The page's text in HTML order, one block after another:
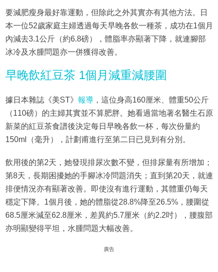
要減肥瘦身最好靠運動，但除此之外其實亦有其他方法。日
本一位52歲家庭主婦透過每天早晚各飲一種茶，成功在1個月
內減去3.1公斤（約6.8磅），體脂率亦顯著下降，就連腳部
冰冷及水腫問題亦一併獲得改善。
早晚飲紅豆茶 1個月減重減腰圍
據日本雜誌《美ST》 報導，這位身高160厘米、體重50公斤
（110磅）的主婦其實並不算肥胖。她看過當地著名醫生石原
新菜的紅豆茶食譜後決定每日早晚各飲一杯，每次份量約
150ml（毫升），計劃甫進行至第二日已見到有分別。
飲用後的第2天，她發現排尿次數不變，但排尿量有所增加；
第8天，長期困擾她的手腳冰冷問題消失；直到第20天，就連
排便情況亦有顯著改善。即使沒有進行運動，其體重仍每天
穩定下降。1個月後，她的體脂從28.8%降至26.5%，腰圍從
68.5厘米減至62.8厘米，差異約5.7厘米（約2.2吋），腰腹部
亦明顯變得平坦，水腫問題大幅改善。
廣告